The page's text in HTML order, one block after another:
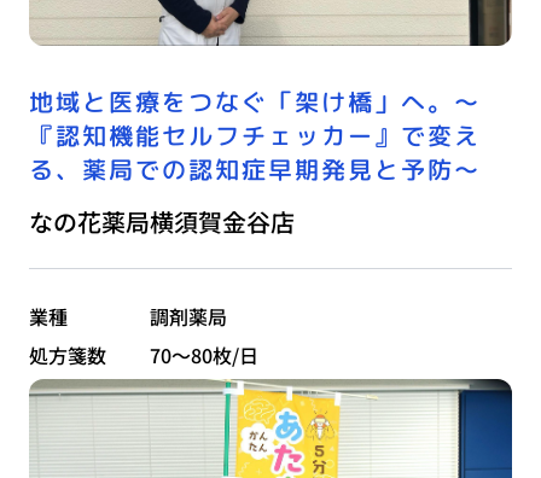
地域と医療をつなぐ「架け橋」へ。〜
『認知機能セルフチェッカー』で変え
る、薬局での認知症早期発見と予防〜
なの花薬局横須賀金谷店
業種
調剤薬局
処方箋数
70～80枚/日